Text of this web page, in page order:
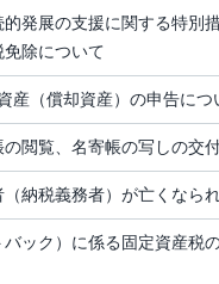
的発展の支援に関する特別
免除について
産（償却資産）の申告につ
の閲覧、名寄帳の写しの交
納税義務者）が亡くなら
ック）に係る固定資産税